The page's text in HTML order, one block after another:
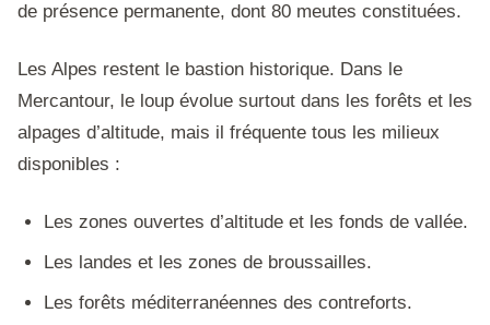
de présence permanente, dont 80 meutes constituées.
Les Alpes restent le bastion historique. Dans le
Mercantour, le loup évolue surtout dans les forêts et les
alpages d’altitude, mais il fréquente tous les milieux
disponibles :
Les zones ouvertes d’altitude et les fonds de vallée.
Les landes et les zones de broussailles.
Les forêts méditerranéennes des contreforts.